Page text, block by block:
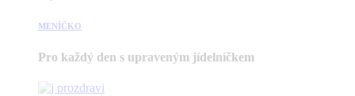
MENÍČKO
Pro každý den s upraveným jídelníčkem